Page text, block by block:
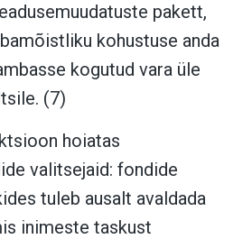
pakett,
kohustuse anda
kogutud vara üle
(7)
hoiatas
valitsejaid: fondide
tuleb ausalt avaldada
inimeste taskust